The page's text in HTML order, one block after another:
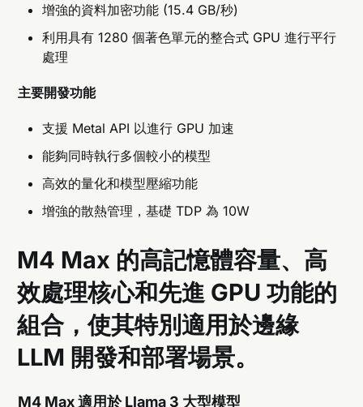
增強的資料加密功能 (15.4 GB/秒)
利用具有 1280 個著色單元的整合式 GPU 進行平行
處理
主要開發功能
支援 Metal API 以進行 GPU 加速
能夠同時執行多個較小的模型
高效的量化和模型壓縮功能
增強的散熱管理，基礎 TDP 為 10W
M4 Max 的高記憶體容量、高
效處理核心和先進 GPU 功能的
組合，使其特別適用於邊緣
LLM 開發和部署場景。
M4 Max 適用於 Llama 3 大型模型